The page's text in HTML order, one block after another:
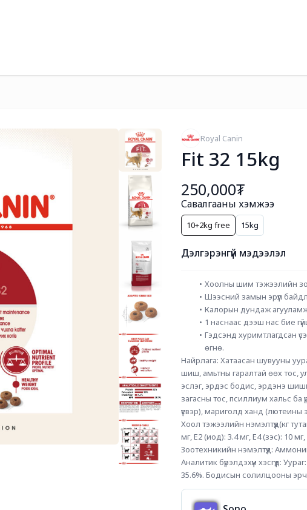
Royal Canin
Fit 32 15kg
250,000₮
Савалгааны хэмжээ
10+2kg free 15kg
Дэлгэрэнгүй мэдээлэл
Хоолны шим тэжээлийн
Шээсний замын эрүүл
Калорын дундаж агууламж
1 наснаас дээш нас бие
Гэдсэнд хуримтлагдсан
өгнө.
Найрлага: Хатаасан шувууны
шиш, амьтны гаралтай өөх тос,
эслэг, эрдэс бодис, эрдэнэ
загасны тос, псиллиум хальс ба
үүсвэр), мариголд ханд (лютеины
Хоол тэжээлийн нэмэлтүүд(кг
мг, E2 (иод): 3.4 мг, E4 (зэс): 10
Зоотехникийн нэмэлтүүд:
Аналитик бүрэлдэхүүн хэсгүүд:
35.6%. Бодисын солилцооны